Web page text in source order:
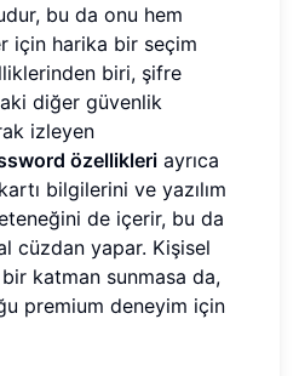
bu da onu hem
için harika bir seçim
biri, şifre
diğer güvenlik
izleyen
özellikleri ayrıca
bilgilerini ve yazılım
de içerir, bu da
cüzdan yapar. Kişisel
katman sunmasa da,
premium deneyim için